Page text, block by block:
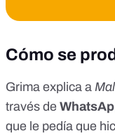
Cómo se
Grima explica a
través de
que le pedía que